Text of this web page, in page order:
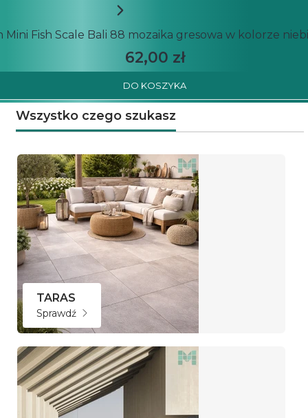
Mini Fish Scale Bali 88 mozaika gresowa w kolorze
62,00 zł
DO KOSZYKA
Wszystko czego szukasz
TARAS
Sprawdź